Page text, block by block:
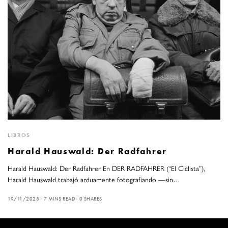
LIBROS
Harald Hauswald: Der Radfahrer
Harald Hauswald: Der Radfahrer En DER RADFAHRER (“El Ciclista”),
Harald Hauswald trabajó arduamente fotografiando —sin…
19/11/2025 7 MINS READ 0 SHARES